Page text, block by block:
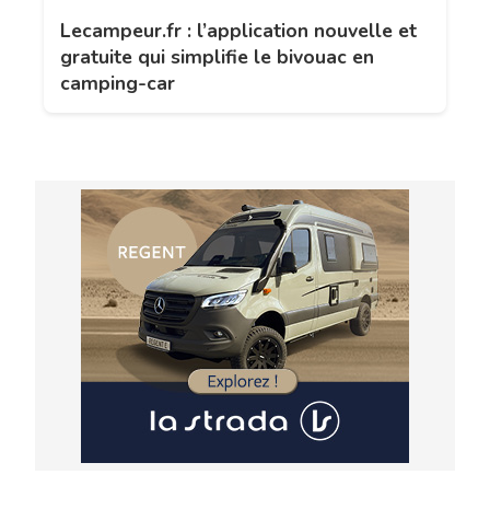
Lecampeur.fr : l’application nouvelle et
gratuite qui simplifie le bivouac en
camping-car